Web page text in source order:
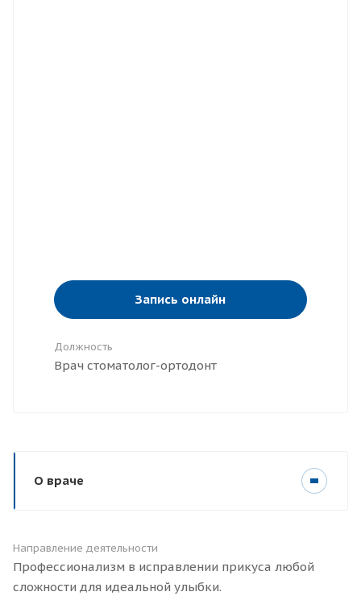
Запись онлайн
Должность
Врач стоматолог-ортодонт
О враче
Направление деятельности
Профессионализм в исправлении прикуса любой
сложности для идеальной улыбки.